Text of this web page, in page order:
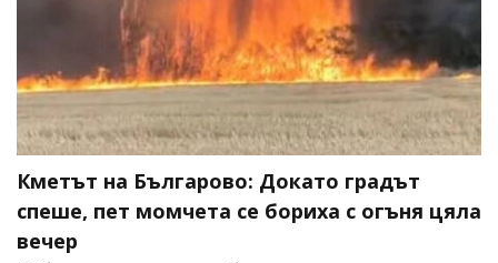
Кметът на Българово: Докато градът
спеше, пет момчета се бориха с огъня цяла
вечер